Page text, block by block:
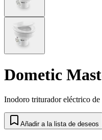
Dometic
Inodoro triturador eléctrico
Añadir a la lista de deseos